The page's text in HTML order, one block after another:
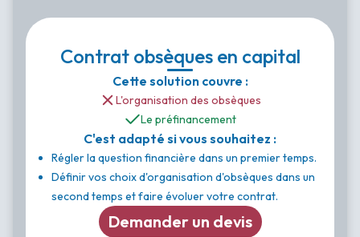
Contrat obsèques en capital
Cette solution couvre :
L'organisation des obsèques
Le préfinancement
C'est adapté si vous souhaitez :
Régler la question financière dans un premier temps.
Définir vos choix d'organisation d'obsèques dans un
second temps et faire évoluer votre contrat.
Demander un devis